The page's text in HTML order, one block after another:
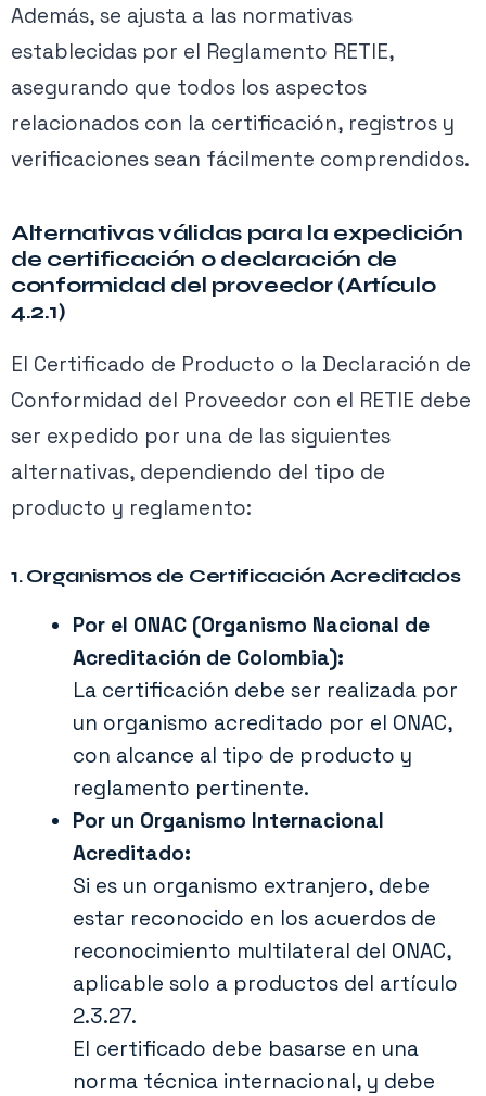
Además, se ajusta a las normativas
establecidas por el Reglamento RETIE,
asegurando que todos los aspectos
relacionados con la certificación, registros y
verificaciones sean fácilmente comprendidos.
Alternativas válidas para la expedición
de certificación o declaración de
conformidad del proveedor (Artículo
4.2.1)
El Certificado de Producto o la Declaración de
Conformidad del Proveedor con el RETIE debe
ser expedido por una de las siguientes
alternativas, dependiendo del tipo de
producto y reglamento:
1. Organismos de Certificación Acreditados
Por el ONAC (Organismo Nacional de
Acreditación de Colombia):
La certificación debe ser realizada por
un organismo acreditado por el ONAC,
con alcance al tipo de producto y
reglamento pertinente.
Por un Organismo Internacional
Acreditado:
Si es un organismo extranjero, debe
estar reconocido en los acuerdos de
reconocimiento multilateral del ONAC,
aplicable solo a productos del artículo
2.3.27.
El certificado debe basarse en una
norma técnica internacional, y debe